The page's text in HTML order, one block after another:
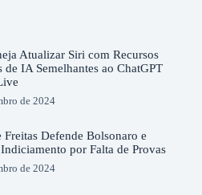
Atualizar Siri com Recursos
de IA Semelhantes ao ChatGPT
de 2024
Freitas Defende Bolsonaro e
por Falta de Provas
de 2024